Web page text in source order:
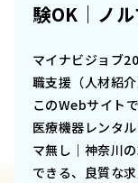
験OK｜ノ
マイナビジョブ
職支援（人材紹介
このWebサイトで
医療機器レンタ
マ無し｜神奈川
できる、良質な